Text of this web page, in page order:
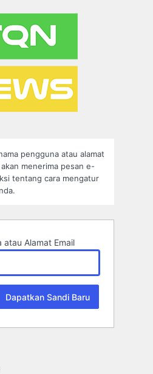
pengguna atau alamat
menerima pesan e-
tentang cara mengatur
atau Alamat Email